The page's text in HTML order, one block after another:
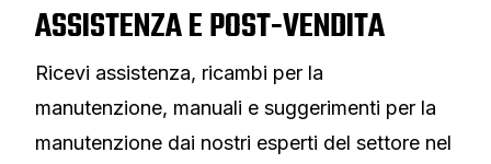
ASSISTENZA E POST-VENDITA
Ricevi assistenza, ricambi per la
manutenzione, manuali e suggerimenti per la
manutenzione dai nostri esperti del settore nel